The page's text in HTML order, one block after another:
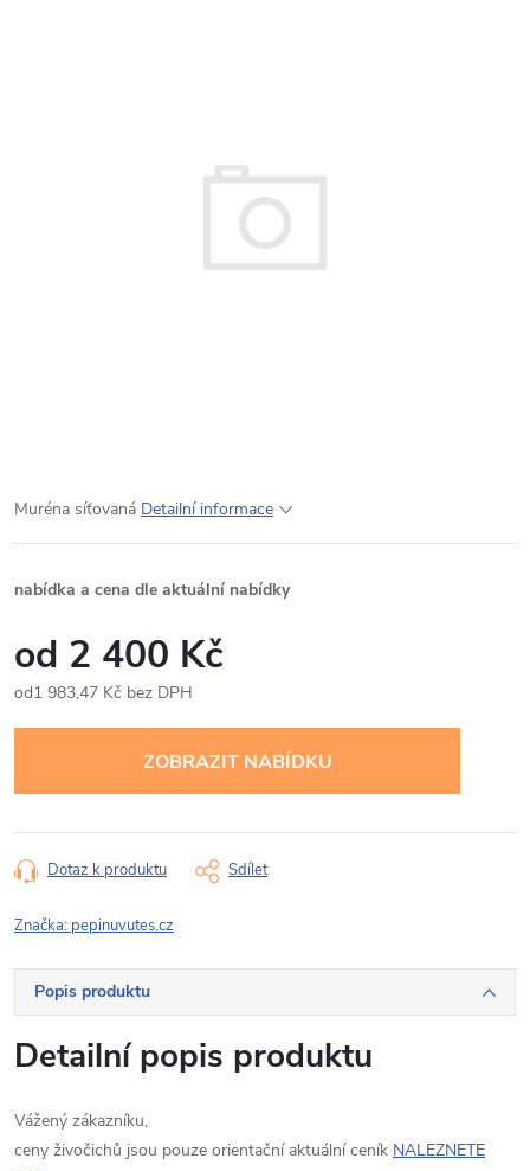
Muréna síťovaná Detailní informace
nabídka a cena dle aktuální nabídky
2 400 Kč
1 983,47 Kč bez DPH
Dotaz k produktu Sdílet
Značka: pepinuvutes.cz
Popis produktu
Detailní popis produktu
Vážený zákazníku,
ceny živočichů jsou pouze orientační aktuální ceník NALEZNETE